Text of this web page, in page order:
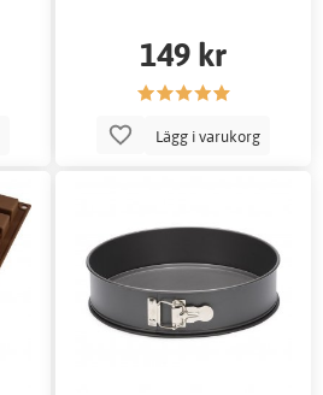
149 kr
Lägg i varukorg